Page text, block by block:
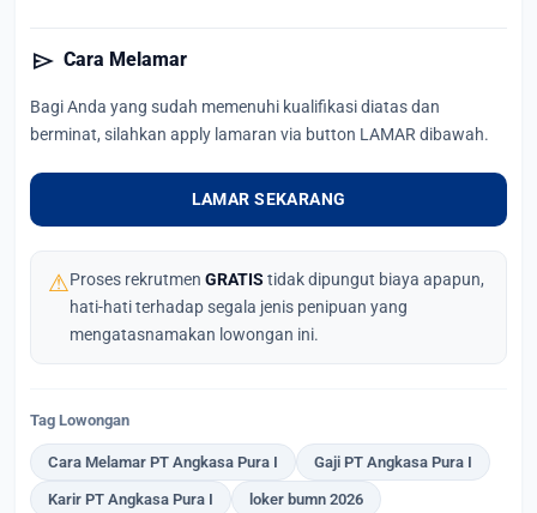
send Cara Melamar
Bagi Anda yang sudah memenuhi kualifikasi diatas dan
berminat, silahkan apply lamaran via button LAMAR dibawah.
LAMAR SEKARANG
⚠Proses rekrutmen GRATIS tidak dipungut biaya apapun,
hati-hati terhadap segala jenis penipuan yang
mengatasnamakan lowongan ini.
Tag Lowongan
Cara Melamar PT Angkasa Pura I Gaji PT Angkasa Pura I
Karir PT Angkasa Pura I loker bumn 2026